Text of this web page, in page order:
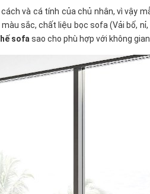
và cá tính của chủ nhân, vì vậy
sắc, chất liệu bọc sofa (Vải bố, nỉ,
sofa sao cho phù hợp với không gian